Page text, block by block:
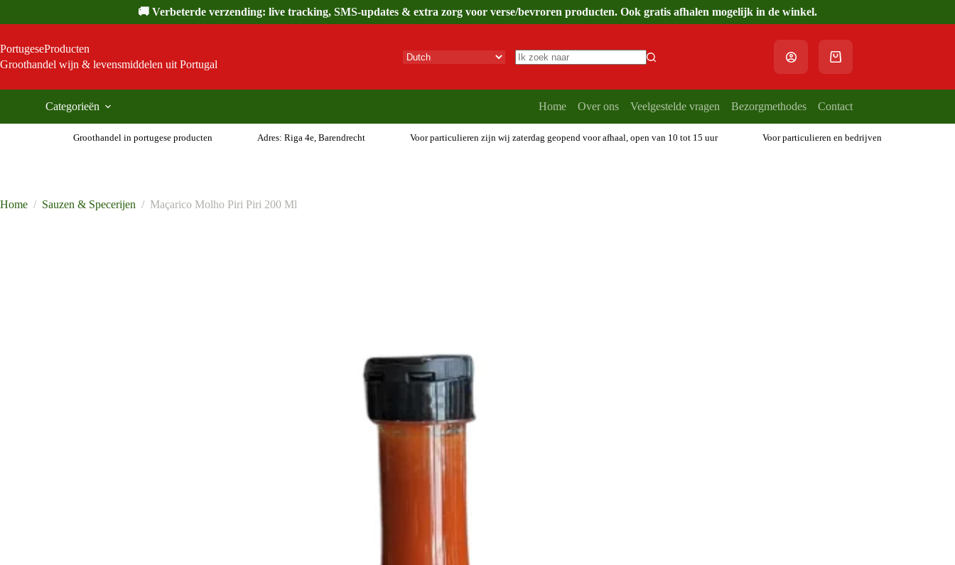
inhoud
🚚 Verbeterde verzending: live tracking, SMS-updates & extra zorg voor verse/bevroren producten. Ook gratis afhalen mogelijk in de winkel.
PortugeseProducten
Groothandel wijn & levensmiddelen uit Portugal
Winkelwagen
Categorieën Home Over ons Veelgestelde vragen Bezorgmethodes Contact
Groothandel in portugese producten Adres: Riga 4e, Barendrecht Voor particulieren zijn wij zaterdag geopend voor afhaal, open van 10 tot 15 uur Voor particulieren en bedrijven
Home / Sauzen & Specerijen / Maçarico Molho Piri Piri 200 Ml